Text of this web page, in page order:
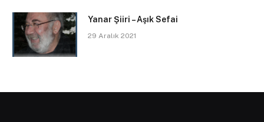
Yanar Şiiri – Aşık Sefai
29 Aralık 2021